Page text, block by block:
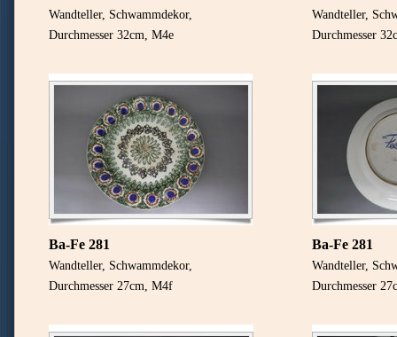
Wandteller, Schwammdekor,
Durchmesser 32cm, M4e
Wandteller,
Durchmesser
Ba-Fe 281
Wandteller, Schwammdekor,
Durchmesser 27cm, M4f
Ba-Fe 281
Wandteller,
Durchmesser